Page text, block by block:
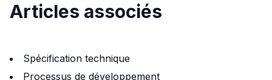
Articles associés
Spécification technique
Processus de développement